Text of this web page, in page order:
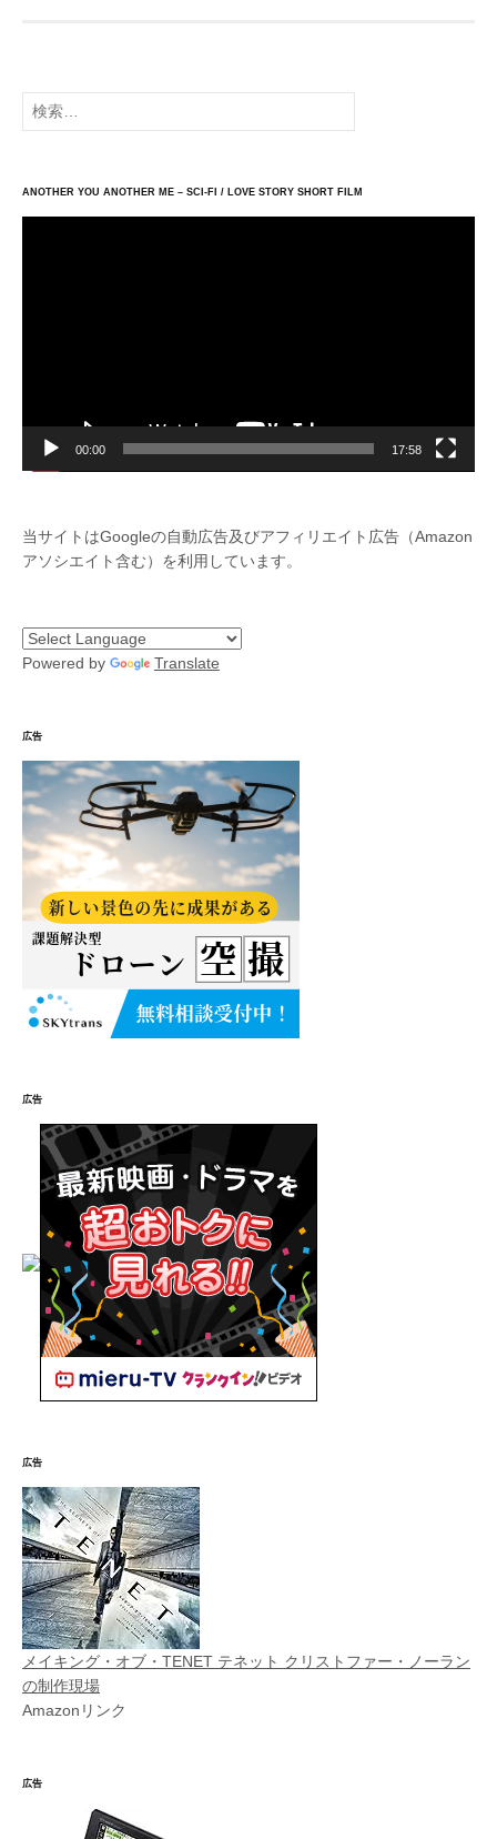
検
索:
ANOTHER YOU ANOTHER ME – SCI-FI / LOVE STORY SHORT FILM
00:00 17:58
当サイトはGoogleの自動広告及びアフィリエイト広告（Amazon
アソシエイト含む）を利用しています。
Powered by Translate
広告
広告
広告
メイキング・オブ・TENET テネット クリストファー・ノーラン
の制作現場
Amazonリンク
広告